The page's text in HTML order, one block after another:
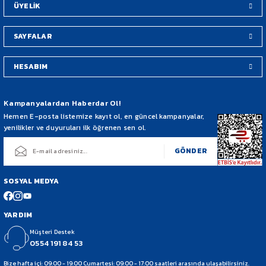
ÜYELİK
SAYFALAR
HESABIM
Kampanyalardan Haberdar Ol!
Hemen E-posta listemize kayıt ol, en güncel kampanyalar,
yenilikler ve duyuruları ilk öğrenen sen ol.
GÖNDER
SOSYAL MEDYA
YARDIM
Müşteri Destek
0554 191 84 53
Bize hafta içi: 09:00 - 19:00 Cumartesi: 09:00 - 17:00 saatleri arasında ulaşabilirsiniz.